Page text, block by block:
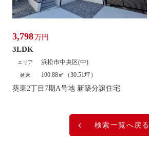
3,798万円
3LDK
エリア 浜松市中央区(中)
延床 100.88㎡（30.51坪）
葵東2丁目7期A号地 新築分譲住宅
検索一覧へ戻る